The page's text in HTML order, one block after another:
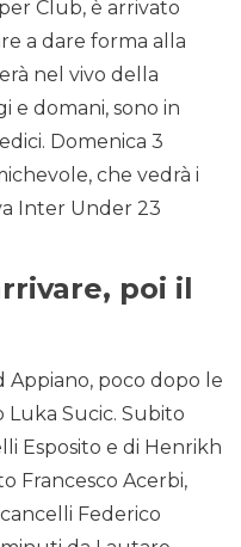
Club, è arrivato
a dare forma alla
nel vivo della
e domani, sono in
Domenica 3
che vedrà i
Inter Under 23
poi il
Appiano, poco dopo le
Luka Sucic. Subito
Esposito e di Henrikh
Francesco Acerbi,
Federico